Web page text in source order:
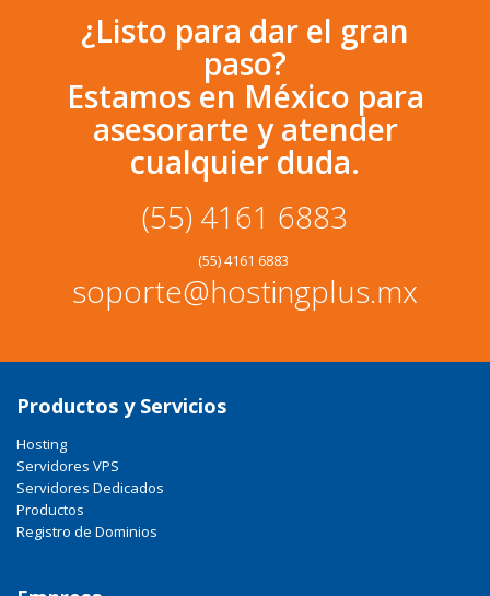
¿Listo para dar el gran
paso?
Estamos en México para
asesorarte y atender
cualquier duda.
(55) 4161 6883
(55) 4161 6883
soporte@hostingplus.mx
Productos y Servicios
Hosting
Servidores VPS
Servidores Dedicados
Productos
Registro de Dominios